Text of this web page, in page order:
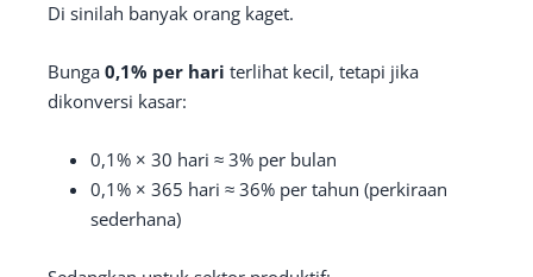
Di sinilah banyak orang kaget.
Bunga 0,1% per hari terlihat kecil, tetapi jika
dikonversi kasar:
0,1% × 30 hari ≈ 3% per bulan
0,1% × 365 hari ≈ 36% per tahun (perkiraan
sederhana)